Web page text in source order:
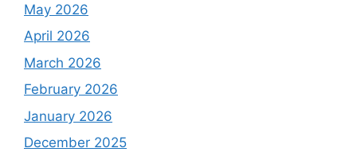
May 2026
April 2026
March 2026
February 2026
January 2026
December 2025